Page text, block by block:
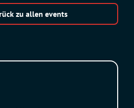
zu allen events